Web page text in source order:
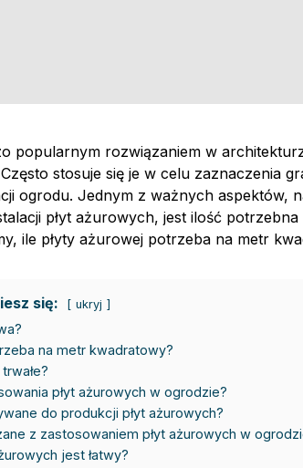
popularnym rozwiązaniem w
stosuje się je w celu zaznaczenia
ogrodu. Jednym z ważnych aspektów,
płyt ażurowych, jest ilość
ile płyty ażurowej potrzeba na metr
się: ukryj
na metr kwadratowy?
płyt ażurowych w ogrodzie?
do produkcji płyt ażurowych?
z zastosowaniem płyt ażurowych w
jest łatwy?